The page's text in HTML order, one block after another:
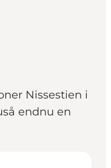
Nissestien i
endnu en